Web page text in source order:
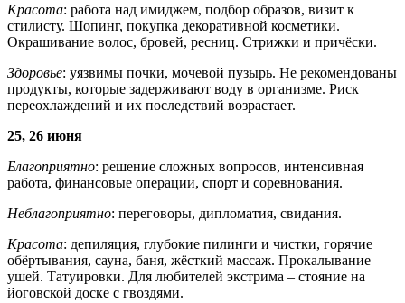
Красота: работа над имиджем, подбор образов, визит к
стилисту. Шопинг, покупка декоративной косметики.
Окрашивание волос, бровей, ресниц. Стрижки и причёски.
Здоровье: уязвимы почки, мочевой пузырь. Не рекомендованы
продукты, которые задерживают воду в организме. Риск
переохлаждений и их последствий возрастает.
25, 26 июня
Благоприятно: решение сложных вопросов, интенсивная
работа, финансовые операции, спорт и соревнования.
Неблагоприятно: переговоры, дипломатия, свидания.
Красота: депиляция, глубокие пилинги и чистки, горячие
обёртывания, сауна, баня, жёсткий массаж. Прокалывание
ушей. Татуировки. Для любителей экстрима – стояние на
йоговской доске с гвоздями.